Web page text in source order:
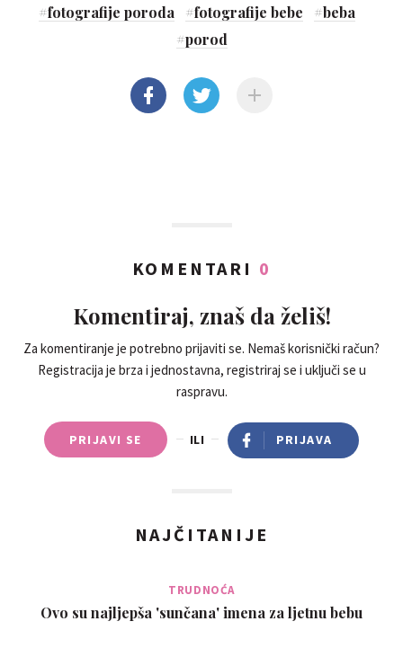
#fotografije poroda #fotografije bebe #beba
#porod
KOMENTARI 0
Komentiraj, znaš da želiš!
Za komentiranje je potrebno prijaviti se. Nemaš korisnički račun?
Registracija je brza i jednostavna, registriraj se i uključi se u
raspravu.
PRIJAVI SE ILI PRIJAVA
NAJČITANIJE
TRUDNOĆA
Ovo su najljepša 'sunčana' imena za ljetnu bebu